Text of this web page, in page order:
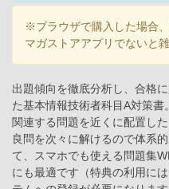
※ブラウザで購入した場合
マガストアアプリでないと
出題傾向を徹底分析し、合格
た基本情報技術者科目A対策書
関連する問題を近くに配置し
良問を次々に解けるので体系
て、スマホでも使える問題集
にも最適です（特典の利用に